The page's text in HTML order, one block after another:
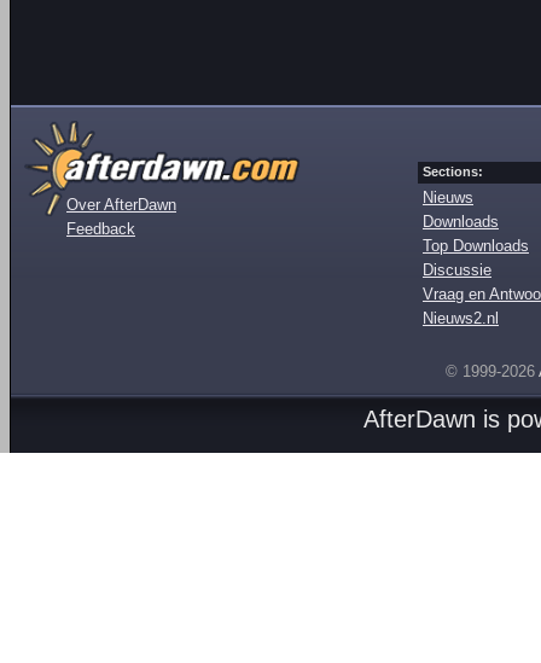
Over AfterDawn
Feedback
Sections:
Nieuws
Downloads
Top Downloads
Discussie
Vraag en
Nieuws2.nl
© 1999-2026
AfterDawn is